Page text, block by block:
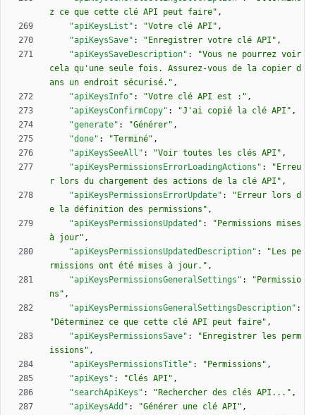
z ce que cette clé API peut faire" ,
"apiKeysList" : "Votre clé API" ,
"apiKeysSave" : "Enregistrer votre clé API" ,
"apiKeysSaveDescription" :
"Vous ne pourrez voir
cela qu'une seule fois. Assurez-vous de la copier d
ans un endroit sécurisé." ,
"apiKeysInfo" : "Votre clé API est :" ,
"apiKeysConfirmCopy" : "J'ai copié la clé API" ,
"generate" : "Générer" ,
"done" : "Terminé" ,
"apiKeysSeeAll" : "Voir toutes les clés API" ,
"apiKeysPermissionsErrorLoadingActions" :
"Erreu
r lors du chargement des actions de la clé API" ,
"apiKeysPermissionsErrorUpdate" :
"Erreur lors d
e la définition des permissions" ,
"apiKeysPermissionsUpdated" :
"Permissions mises
à jour" ,
"apiKeysPermissionsUpdatedDescription" :
"Les pe
rmissions ont été mises à jour." ,
"apiKeysPermissionsGeneralSettings" :
"Permissio
ns" ,
"apiKeysPermissionsGeneralSettingsDescription" :
"Déterminez ce que cette clé API peut faire" ,
"apiKeysPermissionsSave" :
"Enregistrer les perm
issions" ,
"apiKeysPermissionsTitle" : "Permissions" ,
"apiKeys" : "Clés API" ,
"searchApiKeys" : "Rechercher des clés API..." ,
"apiKeysAdd" : "Générer une clé API" ,